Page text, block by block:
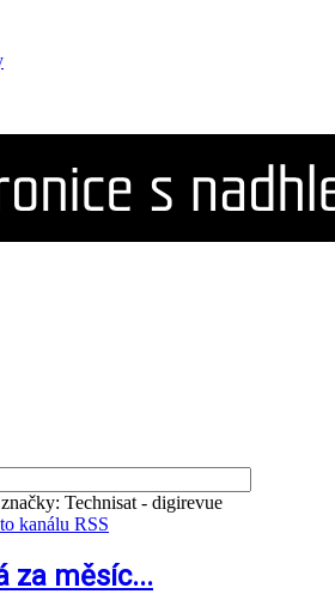
Technisat - digirevue
kanálu RSS
za měsíc...